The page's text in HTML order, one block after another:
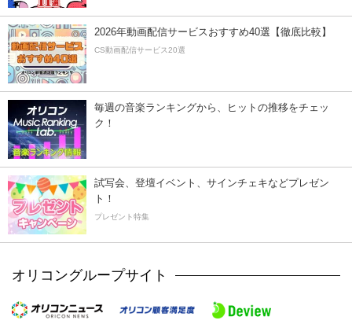
2026年動画配信サービスおすすめ40選【徹底比較】
CS動画配信サービス20選
毎週の音楽ランキングから、ヒットの推移をチェッ
ク！
試写会、登壇イベント、サインチェキなどプレゼン
ト！
プレゼント特集
オリコングループサイト